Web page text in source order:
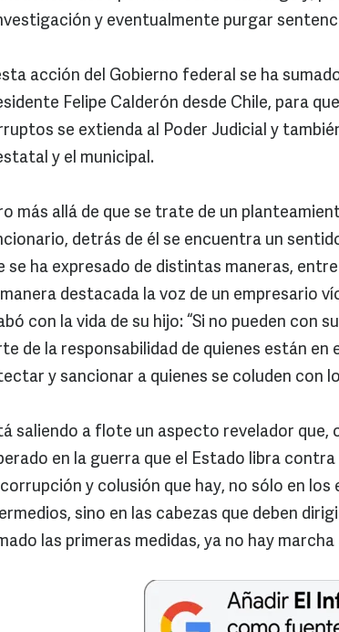
y eventualmente purgar
acción del Gobierno federal se ha
Felipe Calderón desde Chile, para
se extienda al Poder Judicial y
y el municipal.
más allá de que se trate de un
detrás de él se encuentra un
se ha expresado de distintas maneras,
destacada la voz de un empresario
con la vida de su hijo: “Si no pueden con
de la responsabilidad de quienes están en
y sancionar a quienes se coluden con
saliendo a flote un aspecto revelador que,
en la guerra que el Estado libra
y colusión que hay, no sólo en los
sino en las cabezas que deben
las primeras medidas, ya no hay